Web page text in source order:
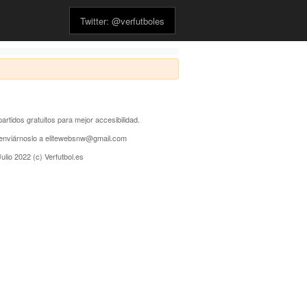
Twitter: @verfutboles
gratuitos para mejor accesibilidad.
a elitewebsnw@gmail.com
2022 (c) Verfutbol.es